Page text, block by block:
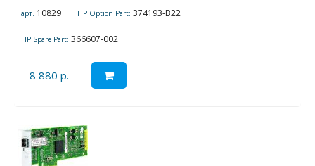
арт. 10829 HP Option Part: 374193-B22
HP Spare Part: 366607-002
8 880 р.